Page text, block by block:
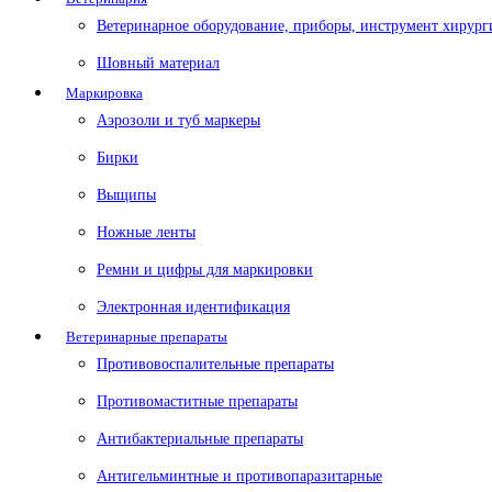
Ветеринарное оборудование, приборы, инструмент
Шовный материал
Маркировка
Аэрозоли и туб маркеры
Бирки
Выщипы
Ножные ленты
Ремни и цифры для маркировки
Электронная идентификация
Ветеринарные препараты
Противовоспалительные препараты
Противомаститные препараты
Антибактериальные препараты
Антигельминтные и противопаразитарные